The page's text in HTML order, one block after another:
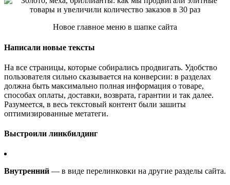
Новое главное меню в шапке сайта
Написали новые тексты
На все страницы, которые собирались продвигать. Удобство
пользователя сильно сказывается на конверсии: в разделах
должна быть максимально полная информация о товаре,
способах оплаты, доставки, возврата, гарантии и так далее.
Разумеется, в весь текстовый контент были зашиты
оптимизированные метатеги.
Выстроили линкбилдинг
Внутренний — в виде перелинковки на другие разделы сайта.